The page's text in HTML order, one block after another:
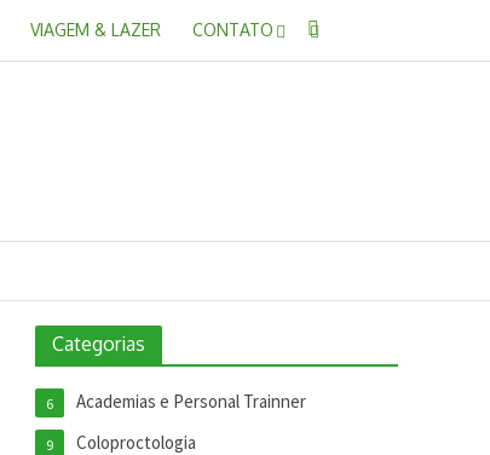
VIAGEM & LAZER CONTATO
Categorias
Academias e Personal Trainner
6
Coloproctologia
9